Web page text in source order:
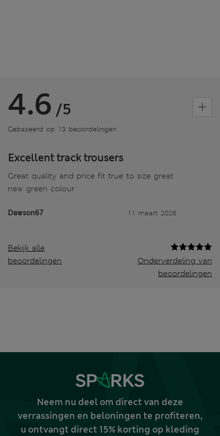
4.6 /5
Gebaseerd op 13 beoordelingen
Excellent track trousers
Great quality and price fit true to size great
new green colour
Dawson67 11 maart 2026
Bekijk alle
beoordelingen
Onderverdeling van
beoordelingen
Neem nu deel om direct van deze
verrassingen en beloningen te profiteren,
u ontvangt direct 15% korting op kleding